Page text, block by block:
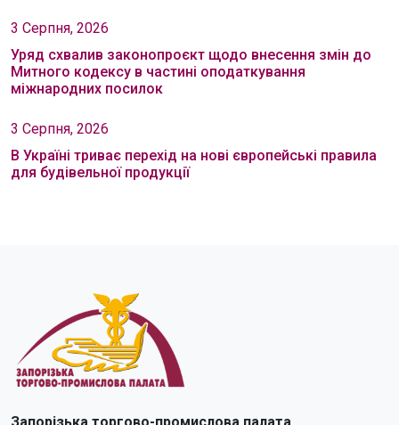
3 Серпня, 2026
Уряд схвалив законопроєкт щодо внесення змін до
Митного кодексу в частині оподаткування
міжнародних посилок
3 Серпня, 2026
В Україні триває перехід на нові європейські правила
для будівельної продукції